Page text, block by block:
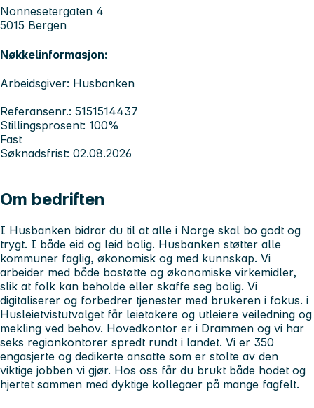
Nonnesetergaten 4
5015 Bergen
Nøkkelinformasjon:
Arbeidsgiver: Husbanken
Referansenr.: 5151514437
Stillingsprosent: 100%
Fast
Søknadsfrist: 02.08.2026
Om bedriften
I Husbanken bidrar du til at alle i Norge skal bo godt og
trygt. I både eid og leid bolig. Husbanken støtter alle
kommuner faglig, økonomisk og med kunnskap. Vi
arbeider med både bostøtte og økonomiske virkemidler,
slik at folk kan beholde eller skaffe seg bolig. Vi
digitaliserer og forbedrer tjenester med brukeren i fokus. i
Husleietvistutvalget får leietakere og utleiere veiledning og
mekling ved behov. Hovedkontor er i Drammen og vi har
seks regionkontorer spredt rundt i landet. Vi er 350
engasjerte og dedikerte ansatte som er stolte av den
viktige jobben vi gjør. Hos oss får du brukt både hodet og
hjertet sammen med dyktige kollegaer på mange fagfelt.